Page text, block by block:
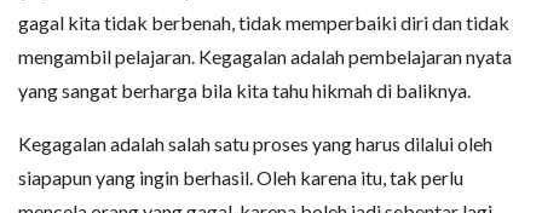
gagal kita tidak berbenah, tidak memperbaiki diri dan tidak
mengambil pelajaran. Kegagalan adalah pembelajaran nyata
yang sangat berharga bila kita tahu hikmah di baliknya.
Kegagalan adalah salah satu proses yang harus dilalui oleh
siapapun yang ingin berhasil. Oleh karena itu, tak perlu